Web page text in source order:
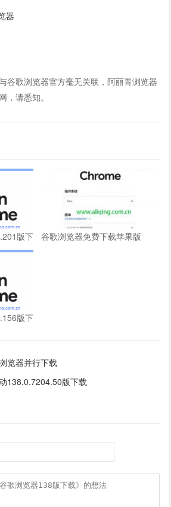
器
谷歌浏览器官方毫无关联，阿丽青浏览器
，请悉知。
版下
谷歌浏览器免费下载苹果版
版下
览器并行下载
138.0.7204.50版下载